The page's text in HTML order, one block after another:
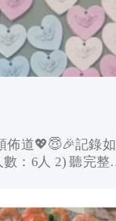
們及祝福她們的
楊太沒有阻止還
堅固小弟兄的信
領家人及更多人
親友早日得著永
佈道💖😇🎉記錄如
數：6人 2) 聽完整